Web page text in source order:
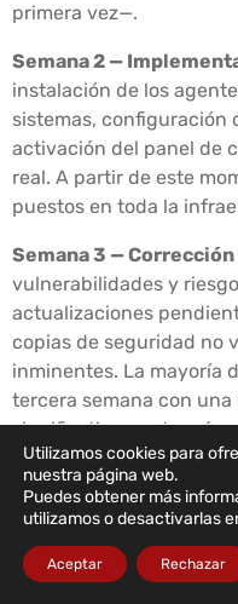
primera vez—.
Semana 2 —
instalación de los
sistemas, configuración
activación del panel de
real. A partir de este
puestos en toda la
Semana 3 —
vulnerabilidades y
actualizaciones
copias de seguridad no
inminentes. La mayoría
tercera semana con
significativamente más
Semana 4 — Pleno
a pleno rendimiento.
de asistencia. El equipo
Se presenta el primer
Utilizamos cookies para
nuestra página web.
Puedes obtener más
utilizamos o desactivarlas
Aceptar Rechazar